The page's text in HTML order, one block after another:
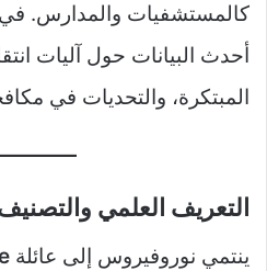
كالمستشفيات والمدارس.
أحدث البيانات حول آليات
المبتكرة، والتحديات في
التعريف العلمي
ينتمي نوروفيروس إلى عائلة